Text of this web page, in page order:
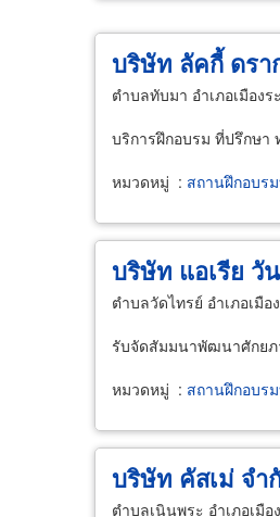
บริษัท ลัคกี้ ดรา
ตำบลทับมา อำเภอเมืองร
บริการฝึกอบรม ที่ปรึกษา
หมวดหมู่ : สถานฝึกอบร
บริษัท แอเรีย วั
ตำบลวัดไทรย์ อำเภอเมื
รับจัดสัมมนาพัฒนาศักยภ
หมวดหมู่ : สถานฝึกอบร
บริษัท คัสเม่ จำ
ตำบลเนินพระ อำเภอเมือ